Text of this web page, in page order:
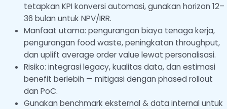
tetapkan KPI konversi automasi, gunakan horizon 12–
36 bulan untuk NPV/IRR.
Manfaat utama: pengurangan biaya tenaga kerja,
pengurangan food waste, peningkatan throughput,
dan uplift average order value lewat personalisasi.
Risiko: integrasi legacy, kualitas data, dan estimasi
benefit berlebih — mitigasi dengan phased rollout
dan PoC.
Gunakan benchmark eksternal & data internal untuk